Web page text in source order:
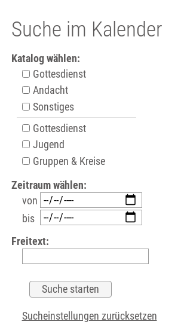
Suche im Kalender
Katalog wählen:
Gottesdienst
Andacht
Sonstiges
Gottesdienst
Jugend
Gruppen & Kreise
Zeitraum wählen:
von
bis
Freitext:
Sucheinstellungen zurücksetzen